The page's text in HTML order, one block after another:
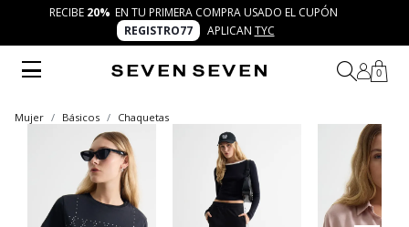
RECIBE 20% EN TU PRIMERA COMPRA USADO EL CUPÓN
REGISTRO77
APLICAN TYC
0
Mujer Básicos Chaquetas